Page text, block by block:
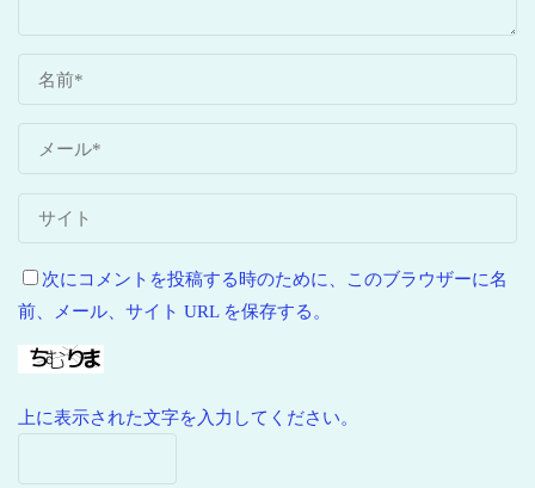
次にコメントを投稿する時のために、このブラウザーに名
前、メール、サイト URL を保存する。
上に表示された文字を入力してください。